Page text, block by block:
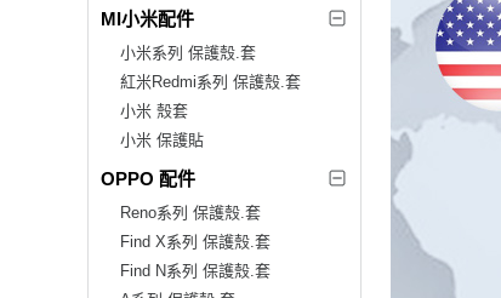
MI小米配件
小米系列 保護殼.套
紅米Redmi系列 保護殼.套
小米 殼套
小米 保護貼
OPPO 配件
Reno系列 保護殼.套
Find X系列 保護殼.套
Find N系列 保護殼.套